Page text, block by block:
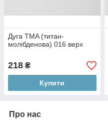
Дуга TMA (титан-
молібденова) 016 верх
218 ₴
Купити
Про нас